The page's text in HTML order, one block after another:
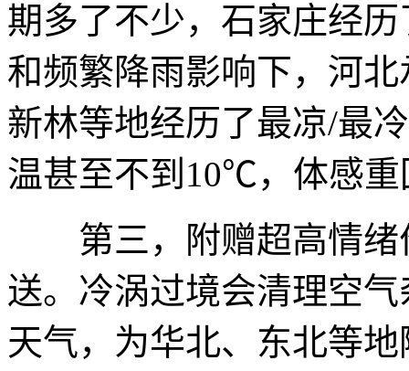
期多了不少，石家庄经
和频繁降雨影响下，河
新林等地经历了最凉/最
温甚至不到10℃，体感重
第三，附赠超高情绪
送。冷涡过境会清理空
天气，为华北、东北等